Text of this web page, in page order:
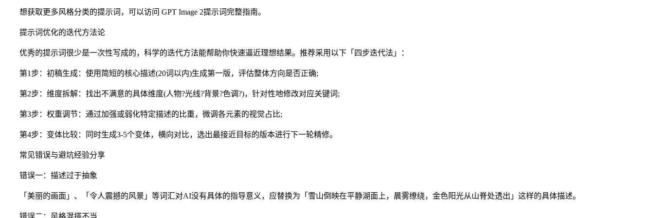
想获取更多风格分类的提示词，可以访问 GPT Image 2提示词完整指南。
提示词优化的迭代方法论
优秀的提示词很少是一次性写成的，科学的迭代方法能帮助你快速逼近理想结果。推荐采用以下「四步迭代法」：
第1步：初稿生成：使用简短的核心描述(20词以内)生成第一版，评估整体方向是否正确;
第2步：维度拆解：找出不满意的具体维度(人物?光线?背景?色调?)，针对性地修改对应关键词;
第3步：权重调节：通过加强或弱化特定描述的比重，微调各元素的视觉占比;
第4步：变体比较：同时生成3-5个变体，横向对比，选出最接近目标的版本进行下一轮精修。
常见错误与避坑经验分享
错误一：描述过于抽象
「美丽的画面」、「令人震撼的风景」等词汇对AI没有具体的指导意义，应替换为「雪山倒映在平静湖面上，晨雾缭绕，金色阳光从山脊处透出」这样的具体描述。